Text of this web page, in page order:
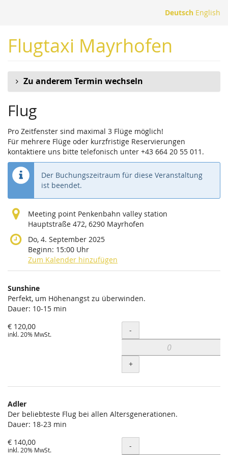
springen
Deutsch English
Flugtaxi Mayrhofen
Zu anderem Termin wechseln
Flug
Pro Zeitfenster sind maximal 3 Flüge möglich!
Für mehrere Flüge oder kurzfristige Reservierungen
kontaktiere uns bitte telefonisch unter +43 664 20 55 011.
Der Buchungszeitraum für diese Veranstaltung
ist beendet.
Meeting point Penkenbahn valley station
Hauptstraße 472, 6290 Mayrhofen
Do, 4. September 2025
Beginn: 15:00 Uhr
Zum Kalender hinzufügen
Produkte
Unkategorisierte
Produkte
Sunshine
Perfekt, um Höhenangst zu überwinden.
Dauer: 10-15 min
€ 120,00
inkl. 20% MwSt. Menge
-
+
Adler
Der beliebteste Flug bei allen Altersgenerationen.
Dauer: 18-23 min
€ 140,00
inkl. 20% MwSt. Menge
-